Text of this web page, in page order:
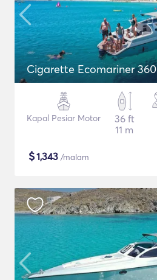
Cigarette Ecomariner 360
Kapal Pesiar Motor
36 ft
11 m
$1,343 /malam